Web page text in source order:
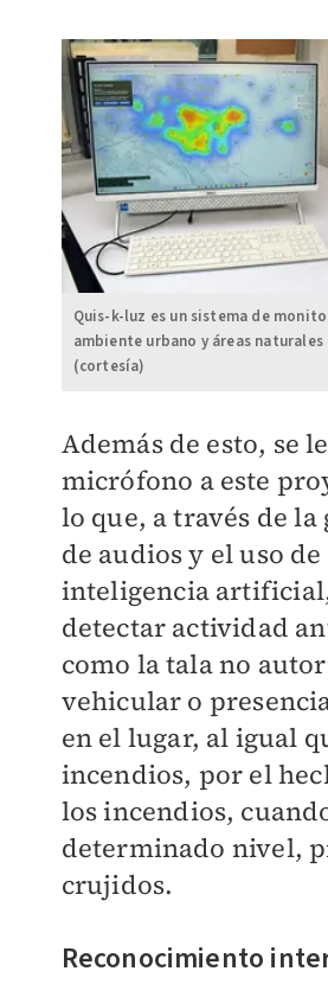
Quis-k-luz es un sistema de
ambiente urbano y áreas
(cortesía)
Además de esto, se
micrófono a este
lo que, a través de
de audios y el uso de
inteligencia
detectar actividad
como la tala no
vehicular o
en el lugar, al igual
incendios, por el
los incendios,
determinado nivel,
crujidos.
Reconocimiento